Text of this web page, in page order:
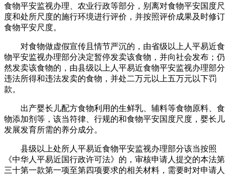
食物平安监视办理、农业行政等部分，别离对食物平安国度尺
度和处所尺度的施行环境进行评价，并按照评价成果及时修订
食物平安尺度。
对食物做虚假宣传且情节严沉的，由省级以上人平易近食
物平安监视办理部分决定暂停发卖该食物，并向社会发布；仍
然发卖该食物的，由县级以上人平易近食物平安监视办理部分
违法所得和违法发卖的食物，并处二万元以上五万元以下罚
款。
出产婴长儿配方食物利用的生鲜乳、辅料等食物原料、食
物添加剂等，该当符律、行规的和食物平安国度尺度，婴长儿
发展发育所需的养分成分。
县级以上处所人平易近食物平安监视办理部分该当按照
《中华人平易近国行政许可法》的，审核申请人提交的本法第
三十第一款第一项至第四项要求的相关材料，需要时对申请人